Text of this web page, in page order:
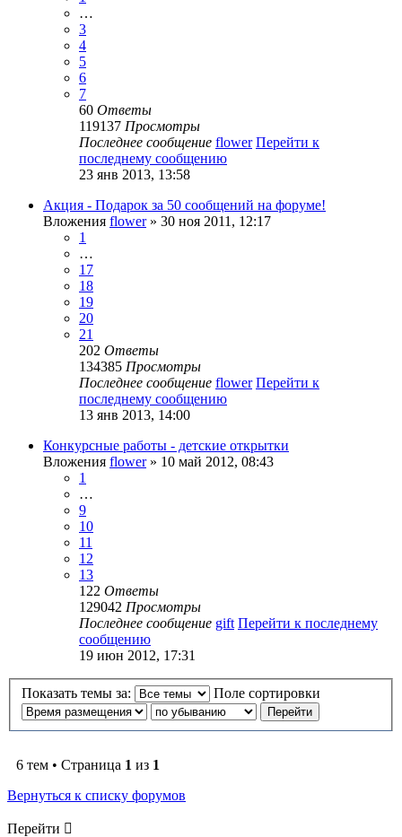
…
3
4
5
6
7
60 Ответы
119137 Просмотры
Последнее сообщение flower Перейти к
последнему сообщению
23 янв 2013, 13:58
Акция - Подарок за 50 сообщений на форуме!
Вложения flower» 30 ноя 2011, 12:17
1
…
17
18
19
20
21
202 Ответы
134385 Просмотры
Последнее сообщение flower Перейти к
последнему сообщению
13 янв 2013, 14:00
Конкурсные работы - детские открытки
Вложения flower» 10 май 2012, 08:43
1
…
9
10
11
12
13
122 Ответы
129042 Просмотры
Последнее сообщение gift Перейти к последнему
сообщению
19 июн 2012, 17:31
Показать темы за: Поле сортировки
6 тем • Страница 1 из 1
Вернуться к списку форумов
Перейти